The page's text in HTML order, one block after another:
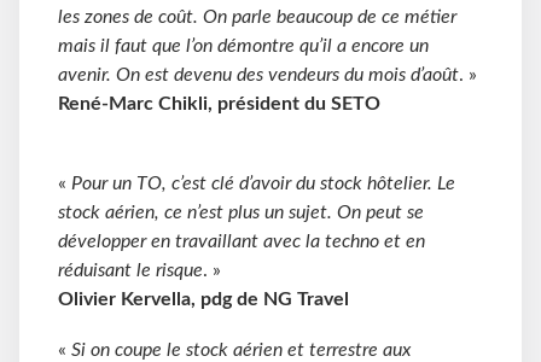
les zones de coût. On parle beaucoup de ce métier
mais il faut que l’on démontre qu’il a encore un
avenir. On est devenu des vendeurs du mois d’août. »
René-Marc Chikli, président du SETO
« Pour un TO, c’est clé d’avoir du stock hôtelier. Le
stock aérien, ce n’est plus un sujet. On peut se
développer en travaillant avec la techno et en
réduisant le risque. »
Olivier Kervella, pdg de NG Travel
« Si on coupe le stock aérien et terrestre aux